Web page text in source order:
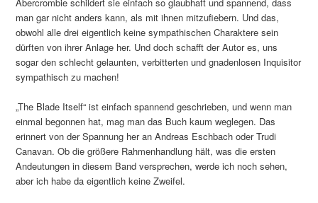
man gar nicht anders kann, als mit ihnen mitzufiebern. Und das,
obwohl alle drei eigentlich keine sympathischen Charaktere sein
dürften von ihrer Anlage her. Und doch schafft der Autor es, uns
sogar den schlecht gelaunten, verbitterten und gnadenlosen Inquisitor
sympathisch zu machen!
„The Blade Itself“ ist einfach spannend geschrieben, und wenn man
einmal begonnen hat, mag man das Buch kaum weglegen. Das
erinnert von der Spannung her an Andreas Eschbach oder Trudi
Canavan. Ob die größere Rahmenhandlung hält, was die ersten
Andeutungen in diesem Band versprechen, werde ich noch sehen,
aber ich habe da eigentlich keine Zweifel.